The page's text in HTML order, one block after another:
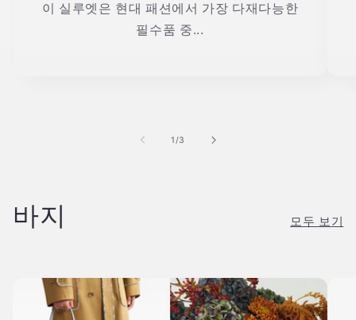
이 실루엣은 현대 패션에서 가장 다재다능한
필수품 중...
1/의
3
바지 모두 보기